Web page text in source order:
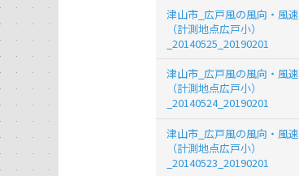
津山市_広戸風の風向・風速
（計測地点広戸小）
_20140525_20190201
津山市_広戸風の風向・風速
（計測地点広戸小）
_20140524_20190201
津山市_広戸風の風向・風速
（計測地点広戸小）
_20140523_20190201